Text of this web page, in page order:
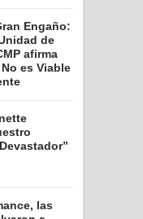
Engaño:
de
afirma
es Viable
las